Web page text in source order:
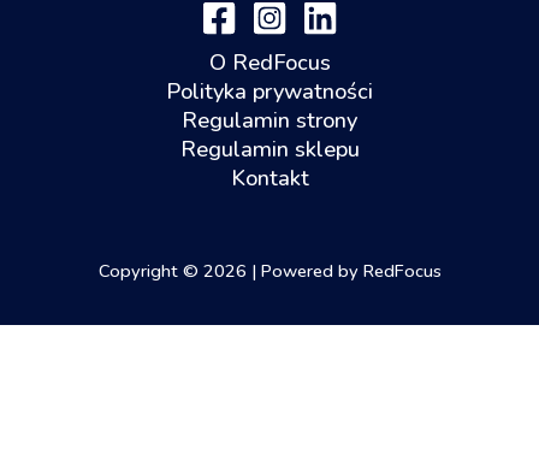
O RedFocus
Polityka prywatności
Regulamin strony
Regulamin sklepu
Kontakt
Copyright © 2026 | Powered by RedFocus